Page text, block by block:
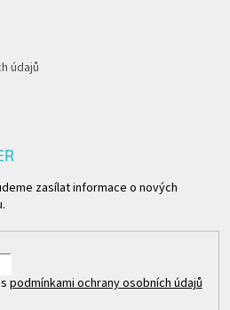
údajů
zasílat informace o nových
podmínkami ochrany osobních údajů